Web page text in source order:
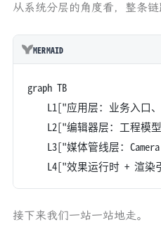
从系统分层的角度看，整条链
MERMAID
graph TB
L1["应用层：业务入口
L2["编辑器层：工程模
L3["媒体管线层：
L4["效果运行时 + 渲
接下来我们一站一站地走。